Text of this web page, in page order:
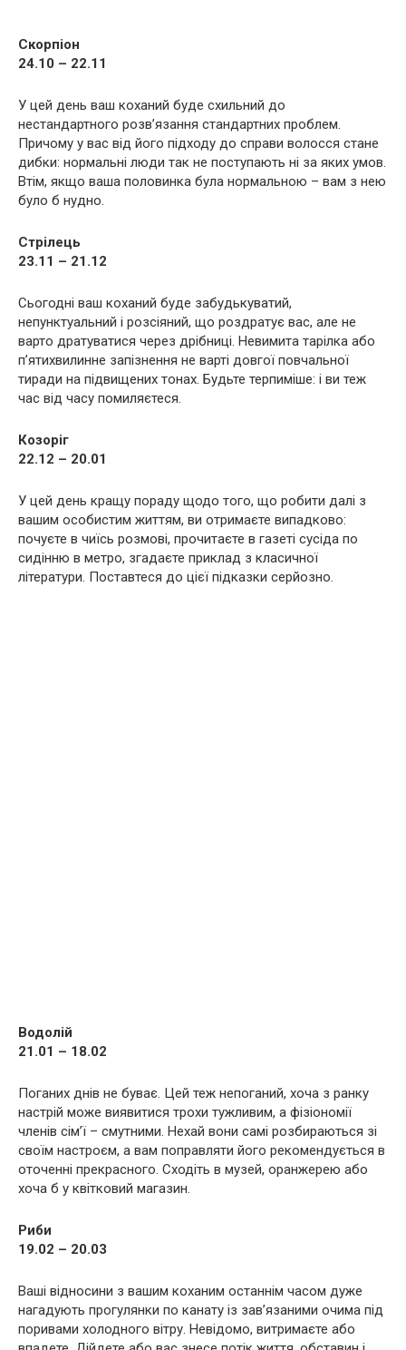
Скорпіон
24.10 – 22.11
У цей день ваш коханий буде схильний до
нестандартного розв’язання стандартних проблем.
Причому у вас від його підходу до справи волосся стане
дибки: нормальні люди так не поступають ні за яких умов.
Втім, якщо ваша половинка була нормальною – вам з нею
було б нудно.
Стрілець
23.11 – 21.12
Сьогодні ваш коханий буде забудькуватий,
непунктуальний і розсіяний, що роздратує вас, але не
варто дратуватися через дрібниці. Невимита тарілка або
п’ятихвилинне запізнення не варті довгої повчальної
тиради на підвищених тонах. Будьте терпиміше: і ви теж
час від часу помиляєтеся.
Козоріг
22.12 – 20.01
У цей день кращу пораду щодо того, що робити далі з
вашим особистим життям, ви отримаєте випадково:
почуєте в чиїсь розмові, прочитаєте в газеті сусіда по
сидінню в метро, ​​згадаєте приклад з класичної
літератури. Поставтеся до цієї підказки серйозно.
Водолій
21.01 – 18.02
Поганих днів не буває. Цей теж непоганий, хоча з ранку
настрій може виявитися трохи тужливим, а фізіономії
членів сім’ї – смутними. Нехай вони самі розбираються зі
своїм настроєм, а вам поправляти його рекомендується в
оточенні прекрасного. Сходіть в музей, оранжерею або
хоча б у квітковий магазин.
Риби
19.02 – 20.03
Ваші відносини з вашим коханим останнім часом дуже
нагадують прогулянки по канату із зав’язаними очима під
поривами холодного вітру. Невідомо, витримаєте або